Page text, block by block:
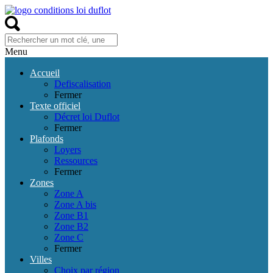
Menu
Accueil
Defiscalisation
Fermer
Texte officiel
Décret loi Duflot
Fermer
Plafonds
Loyers
Ressources
Fermer
Zones
Zone A
Zone A bis
Zone B1
Zone B2
Zone C
Fermer
Villes
Choix par région